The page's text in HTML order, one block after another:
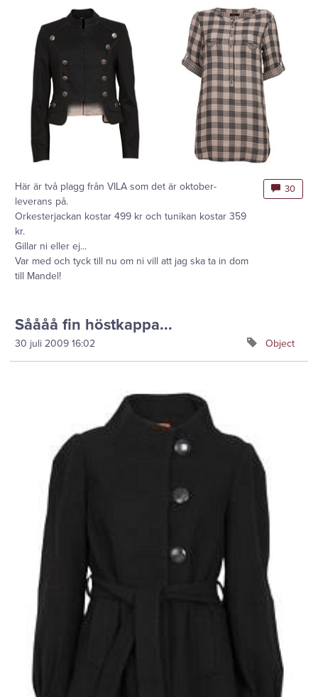
Här är två plagg från VILA som det är oktober-
leverans på.
Orkesterjackan kostar 499 kr och tunikan kostar 359
kr.
Gillar ni eller ej...
Var med och tyck till nu om ni vill att jag ska ta in dom
till Mandel!
30
Såååå fin höstkappa...
30 juli 2009 16:02 Object